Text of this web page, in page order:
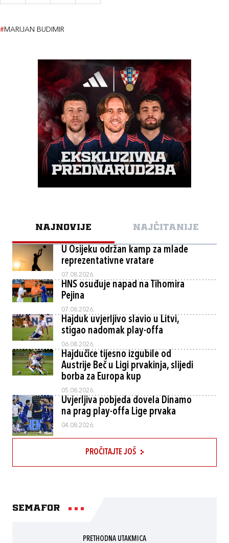
#MARIJAN BUDIMIR
NAJNOVIJE NAJČITANIJE
U Osijeku održan kamp za mlade
reprezentativne vratare
07.08.2026.
HNS osuđuje napad na Tihomira
Pejina
07.08.2026.
Hajduk uvjerljivo slavio u Litvi,
stigao nadomak play-offa
06.08.2026.
Hajdučice tijesno izgubile od
Austrije Beč u Ligi prvakinja, slijedi
borba za Europa kup
05.08.2026.
Uvjerljiva pobjeda dovela Dinamo
na prag play-offa Lige prvaka
04.08.2026.
PROČITAJTE JOŠ
Semafor
PRETHODNA UTAKMICA